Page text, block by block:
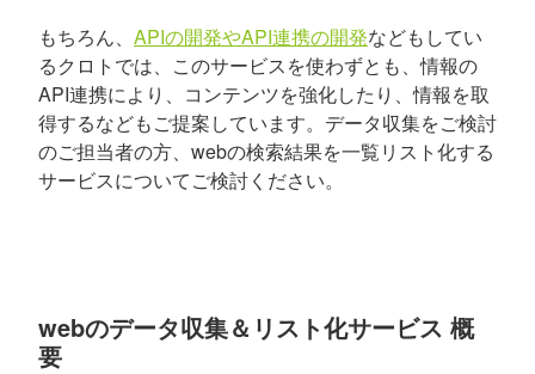
もちろん、 APIの開発やAPI連携の開発などもしてい
るクロトでは、このサービスを使わずとも、情報の
API連携により、コンテンツを強化したり、情報を取
得するなどもご提案しています。データ収集をご検討
のご担当者の方、webの検索結果を一覧リスト化する
サービスについてご検討ください。
webのデータ収集＆リスト化サービス 概
要